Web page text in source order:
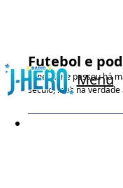
Menu
Futebol e
Super Onze passou há
século, mas na